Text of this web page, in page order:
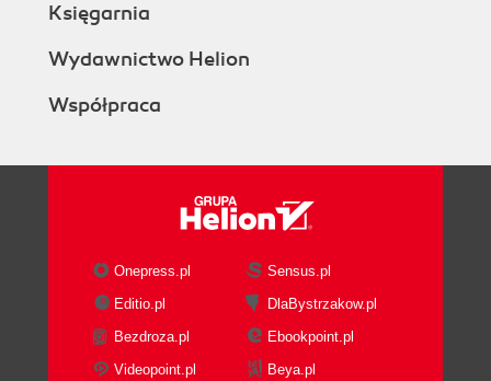
Księgarnia
Wydawnictwo Helion
Współpraca
Onepress.pl
Sensus.pl
Editio.pl
DlaBystrzakow.pl
Bezdroza.pl
Ebookpoint.pl
Videopoint.pl
Beya.pl